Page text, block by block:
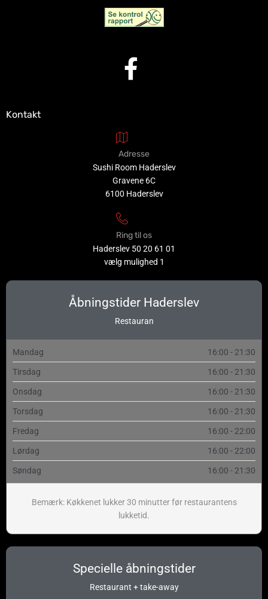
Kontakt
Adresse
Sushi Room Haderslev
Gravene 6C
6100 Haderslev
Ring til os
Haderslev 50 20 61 01
vælg mulighed 1
Åbningstider Haderslev
Restauran
Mandag 16:00 - 21:30
Tirsdag 16:00 - 21:30
Onsdag 16:00 - 21:30
Torsdag 16:00 - 21:30
Fredag 16:00 - 22:00
Lørdag 16:00 - 22:00
Søndag 16:00 - 21:30
Bemærk: Køkkenet lukker 30 minutter før restaurantens
lukketid.
Specielle åbningstider
Restaurant + take-away